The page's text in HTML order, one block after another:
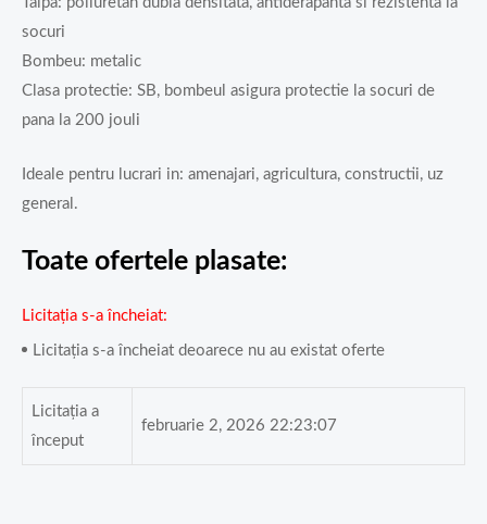
socuri
Bombeu: metalic
Clasa protectie: SB, bombeul asigura protectie la socuri de
pana la 200 jouli
Ideale pentru lucrari in: amenajari, agricultura, constructii, uz
general.
Toate ofertele plasate:
Licitația s-a încheiat
Licitația s-a încheiat deoarece nu au existat oferte
Licitația a
început
februarie 2, 2026 22:23:07